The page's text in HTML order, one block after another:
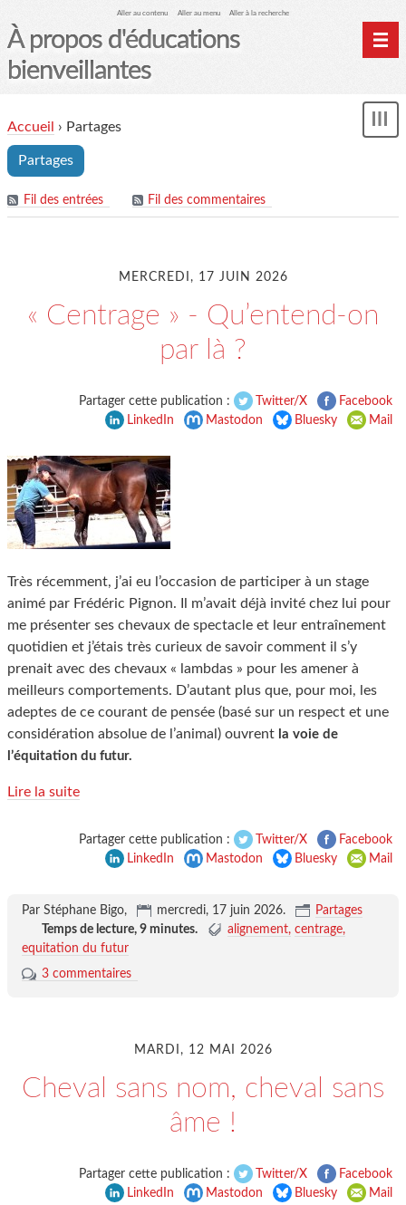
Aller au contenu Aller au menu Aller à la recherche
À propos d'éducations
bienveillantes
Mon monde du cheval
Accueil › Partages
Partages
Fil des entrées Fil des commentaires
MERCREDI, 17 JUIN 2026
« Centrage » - Qu’entend-on
par là ?
Partager cette publication : Twitter/X
Facebook
LinkedIn
Mastodon Bluesky Mail
Très récemment, j’ai eu l’occasion de participer à un stage
animé par Frédéric Pignon. Il m’avait déjà invité chez lui pour
me présenter ses chevaux de spectacle et leur entraînement
quotidien et j’étais très curieux de savoir comment il s’y
prenait avec des chevaux « lambdas » pour les amener à
meilleurs comportements. D’autant plus que, pour moi, les
adeptes de ce courant de pensée (basé sur un respect et une
considération absolue de l’animal) ouvrent la voie de
l’équitation du futur.
Lire la suite
Partager cette publication : Twitter/X
Facebook
LinkedIn
Mastodon Bluesky Mail
Par Stéphane Bigo, mercredi, 17 juin 2026.
Partages
Temps de lecture, 9 minutes. alignement centrage
equitation du futur
3 commentaires
MARDI, 12 MAI 2026
Cheval sans nom, cheval sans
âme !
Partager cette publication : Twitter/X
Facebook
LinkedIn
Mastodon Bluesky Mail